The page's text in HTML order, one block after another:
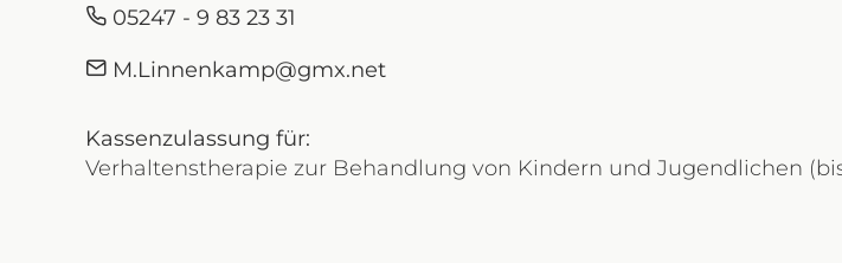
05247 - 9 83 23 31
M.Linnenkamp@gmx.net
Kassenzulassung für:
Verhaltenstherapie zur Behandlung von Kindern und Jugendlichen